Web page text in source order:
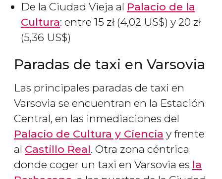
De la Ciudad Vieja al Palacio de la
Cultura: entre 15 zł (4,02 US$) y 20 zł
(5,36 US$)
Paradas de taxi en Varsovia
Las principales paradas de taxi en
Varsovia se encuentran en la Estación
Central, en las inmediaciones del
Palacio de Cultura y Ciencia y frente
al Castillo Real. Otra zona céntrica
donde coger un taxi en Varsovia es la